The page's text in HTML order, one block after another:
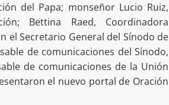
del Papa; monseñor Lucio Ruiz,
Bettina Raed, Coordinadora
el Secretario General del Sínodo de
de comunicaciones del Sínodo,
de comunicaciones de la Unión
el nuevo portal de Oración